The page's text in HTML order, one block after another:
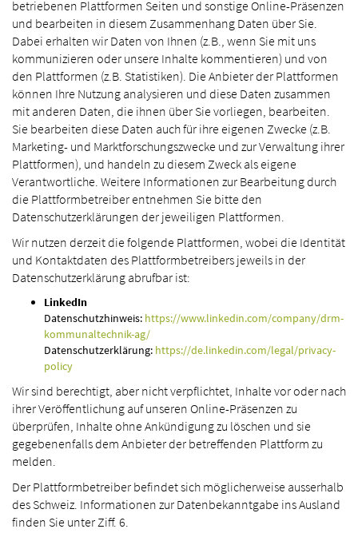
betriebenen Plattformen Seiten und sonstige Online-Präsenzen
und bearbeiten in diesem Zusammenhang Daten über Sie.
Dabei erhalten wir Daten von Ihnen (z.B., wenn Sie mit uns
kommunizieren oder unsere Inhalte kommentieren) und von
den Plattformen (z.B. Statistiken). Die Anbieter der Plattformen
können Ihre Nutzung analysieren und diese Daten zusammen
mit anderen Daten, die ihnen über Sie vorliegen, bearbeiten.
Sie bearbeiten diese Daten auch für ihre eigenen Zwecke (z.B.
Marketing- und Marktforschungszwecke und zur Verwaltung ihrer
Plattformen), und handeln zu diesem Zweck als eigene
Verantwortliche. Weitere Informationen zur Bearbeitung durch
die Plattformbetreiber entnehmen Sie bitte den
Datenschutzerklärungen der jeweiligen Plattformen.
Wir nutzen derzeit die folgende Plattformen, wobei die Identität
und Kontaktdaten des Plattformbetreibers jeweils in der
Datenschutzerklärung abrufbar ist:
LinkedIn
Datenschutzhinweis: https://www.linkedin.com/company/drm-
kommunaltechnik-ag/
Datenschutzerklärung: https://de.linkedin.com/legal/privacy-
policy
Wir sind berechtigt, aber nicht verpflichtet, Inhalte vor oder nach
ihrer Veröffentlichung auf unseren Online-Präsenzen zu
überprüfen, Inhalte ohne Ankündigung zu löschen und sie
gegebenenfalls dem Anbieter der betreffenden Plattform zu
melden.
Der Plattformbetreiber befindet sich möglicherweise ausserhalb
des Schweiz. Informationen zur Datenbekanntgabe ins Ausland
finden Sie unter Ziff. 6.